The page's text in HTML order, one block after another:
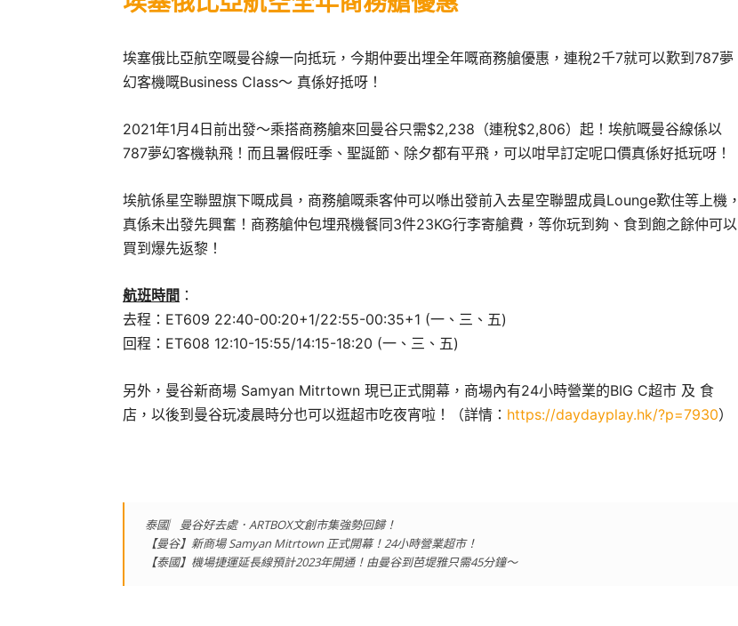
埃塞俄比亞航空嘅曼谷線一向抵玩，今期仲要出埋全年嘅商務艙優惠，連稅2千7就可以歎到787夢
幻客機嘅Business Class～ 真係好抵呀！
2021年1月4日前出發～乘搭商務艙來回曼谷只需$2,238（連稅$2,806）起！埃航嘅曼谷線係以
787夢幻客機執飛！而且暑假旺季、聖誕節、除夕都有平飛，可以咁早訂定呢口價真係好抵玩呀！
埃航係星空聯盟旗下嘅成員，商務艙嘅乘客仲可以喺出發前入去星空聯盟成員Lounge歎住等上機，
真係未出發先興奮！商務艙仲包埋飛機餐同3件23KG行李寄艙費，等你玩到夠、食到飽之餘仲可以
買到爆先返黎！
航班時間 ：
去程：ET609 22:40-00:20+1/22:55-00:35+1 (一、三、五)
回程：ET608 12:10-15:55/14:15-18:20 (一、三、五)
另外，曼谷新商場 Samyan Mitrtown 現已正式開幕，商場內有24小時營業的BIG C超市 及 食
店，以後到曼谷玩凌晨時分也可以逛超市吃夜宵啦！（詳情： https://daydayplay.hk/?p=7930）
泰國︳曼谷好去處．ARTBOX文創市集強勢回歸！
【曼谷】新商場 Samyan Mitrtown 正式開幕！24小時營業超市！
【泰國】機場捷運延長線預計2023年開通！由曼谷到芭堤雅只需45分鐘～